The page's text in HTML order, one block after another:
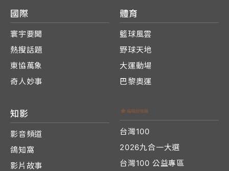
國際
寰宇要聞
熱搜話題
東協萬象
奇人妙事
體育
籃球風雲
野球天地
大運動場
巴黎奧運
知影
影音頻道
鴿知窩
影片故事
台灣100
2026九合一大選
台灣100 公益專區